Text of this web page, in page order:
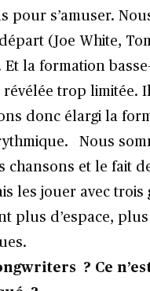
pour s’amuser.
(Joe White,
Et la formation
révélée trop limitée.
donc élargi la
Nous
chansons et le fait
les jouer avec trois
plus d’espace,
? Ce